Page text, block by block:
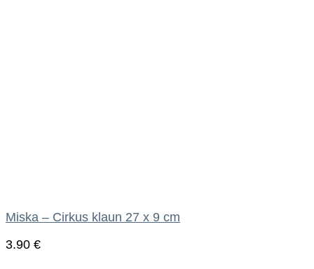
Miska – Cirkus klaun 27 x 9 cm
3.90 €